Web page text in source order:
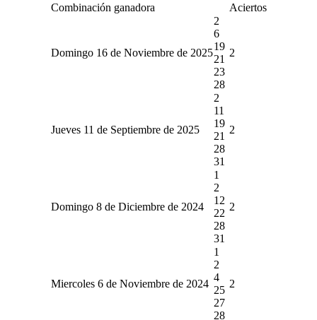
Combinación ganadora Aciertos
Domingo 16 de Noviembre de 2025
2
6
19
21
23
28
2
Jueves 11 de Septiembre de 2025
2
11
19
21
28
31
2
Domingo 8 de Diciembre de 2024
1
2
12
22
28
31
2
Miercoles 6 de Noviembre de 2024
1
2
4
25
27
28
2